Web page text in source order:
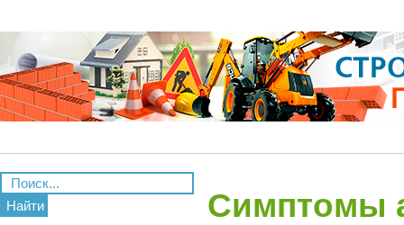
Найти Симптомы